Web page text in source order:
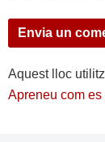
Aquest lloc
Apreneu com